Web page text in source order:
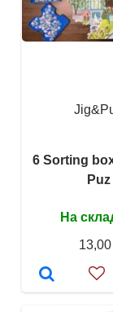
6 Sorting
Puz
На